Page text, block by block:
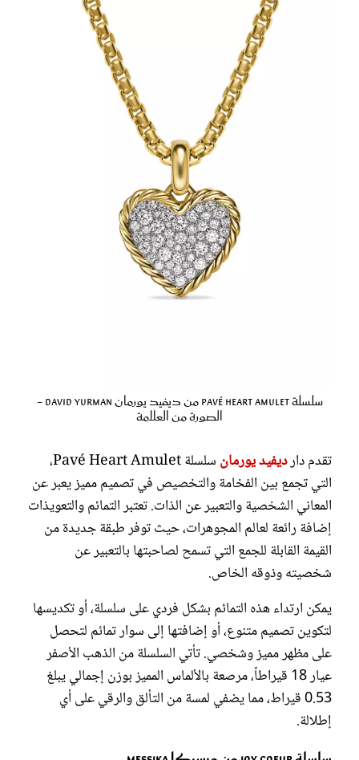
سلسلة Pavé Heart Amulet من ديفيد يورمان David Yurman -
الصورة من العلامة
تقدم دارديفيد يورمان
سلسلة Pavé Heart Amulet،
التي تجمع بين الفخامة والتخصيص في تصميم مميز يعبر عن
المعاني الشخصية والتعبير عن الذات. تعتبر التمائم والتعويذات
إضافة رائعة لعالم المجوهرات، حيث توفر طبقة جديدة من
القيمة القابلة للجمع التي تسمح لصاحبتها بالتعبير عن
شخصيته وذوقه الخاص.
يمكن ارتداء هذه التمائم بشكل فردي على سلسلة، أو تكديسها
لتكوين تصميم متنوع، أو إضافتها إلى سوار تمائم لتحصل
على مظهر مميز وشخصي. تأتي السلسلة من الذهب الأصفر
عيار 18 قيراطاً، مرصعة بالألماس المميز بوزن إجمالي يبلغ
0.53 قيراط، مما يضفي لمسة من التألق والرقي على أي
إطلالة.